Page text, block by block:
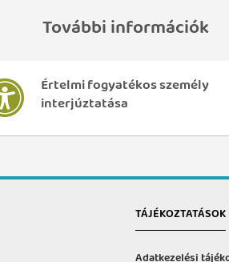
További információk
Értelmi fogyatékos személy
interjúztatása
TÁJÉKOZTATÁSOK
Adatkezelési